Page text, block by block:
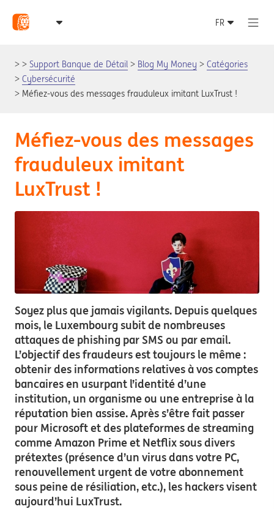
Support Banque de Détail Blog My Money
Catégories
Cybersécurité
Méfiez-vous des messages frauduleux imitant LuxTrust !
Méfiez-vous des messages
frauduleux imitant
LuxTrust !
Soyez plus que jamais vigilants. Depuis quelques
mois, le Luxembourg subit de nombreuses
attaques de phishing par SMS ou par email.
L’objectif des fraudeurs est toujours le même :
obtenir des informations relatives à vos comptes
bancaires en usurpant l’identité d’une
institution, un organisme ou une entreprise à la
réputation bien assise. Après s’être fait passer
pour Microsoft et des plateformes de streaming
comme Amazon Prime et Netflix sous divers
prétextes (présence d’un virus dans votre PC,
renouvellement urgent de votre abonnement
sous peine de résiliation, etc.), les hackers visent
aujourd’hui LuxTrust.